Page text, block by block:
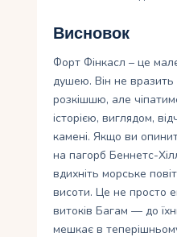
Висновок
Форт Фінкасл – це
душею. Він не
розкішшю, але
історією, виглядом,
камені. Якщо ви
на пагорб Беннетс-
вдихніть морське
висоти. Це не просто
витоків Багам — до
мешкає в